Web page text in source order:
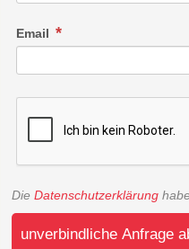
Email
Die Datenschutzerklärung
unverbindliche Anfrage